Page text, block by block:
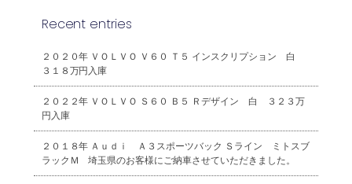
Recent entries
２０２０年 ＶＯＬＶＯ Ｖ６０ Ｔ５ インスクリプション 白
３１８万円入庫
２０２２年 ＶＯＬＶＯ Ｓ６０ Ｂ５ Ｒデザイン 白 ３２３万
円入庫
２０１８年 Ａｕｄｉ Ａ３スポーツバック Ｓライン ミトスブ
ラックＭ 埼玉県のお客様にご納車させていただきました。